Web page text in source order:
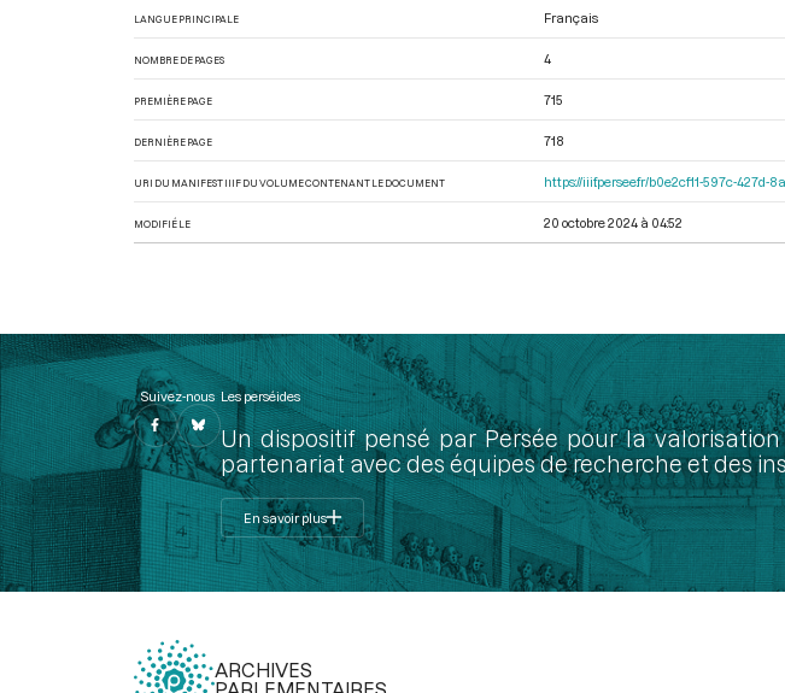
LANGUE PRINCIPALE Français
NOMBRE DE PAGES 4
PREMIÈRE PAGE 715
DERNIÈRE PAGE 718
URI DU MANIFEST IIIF DU VOLUME CONTENANT LE DOCUMENT https://iiif.persee.fr/b0e2cf11-597c-
MODIFIÉ LE 20 octobre 2024 à 04:52
Suivez-nous Les perséides
Un dispositif pensé par Persée pour la
partenariat avec des équipes de recherche et des
En savoir plus
ARCHIVES